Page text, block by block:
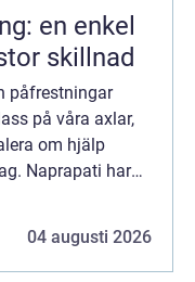
en enkel
skillnad
påfrestningar
på våra axlar,
om hjälp
Naprapati har
04 augusti 2026